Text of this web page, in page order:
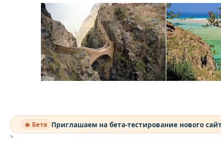
🔥 Бета Приглашаем на бета-тестирование нового
>